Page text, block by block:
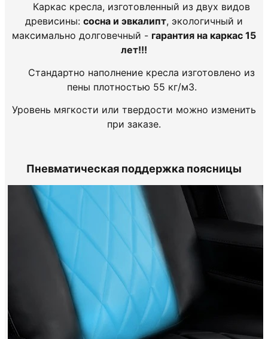
Каркас кресла, изготовленный из двух видов
древисины: сосна и эвкалипт, экологичный и
максимально долговечный - гарантия на каркас 15
лет!!!
Стандартно наполнение кресла изготовлено из
пены плотностью 55 кг/м3.
Уровень мягкости или твердости можно изменить
при заказе.
Пневматическая поддержка поясницы